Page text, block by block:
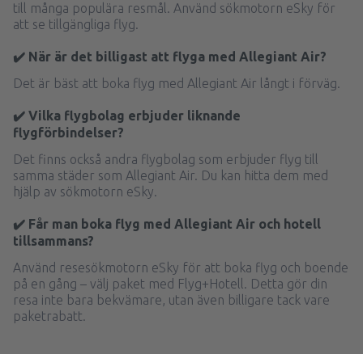
till många populära resmål. Använd sökmotorn eSky för
att se tillgängliga flyg.
✔️ När är det billigast att flyga med Allegiant Air?
Det är bäst att boka flyg med Allegiant Air långt i förväg.
✔️ Vilka flygbolag erbjuder liknande
flygförbindelser?
Det finns också andra flygbolag som erbjuder flyg till
samma städer som Allegiant Air. Du kan hitta dem med
hjälp av sökmotorn eSky.
✔️ Får man boka flyg med Allegiant Air och hotell
tillsammans?
Använd resesökmotorn eSky för att boka flyg och boende
på en gång – välj paket med Flyg+Hotell. Detta gör din
resa inte bara bekvämare, utan även billigare tack vare
paketrabatt.